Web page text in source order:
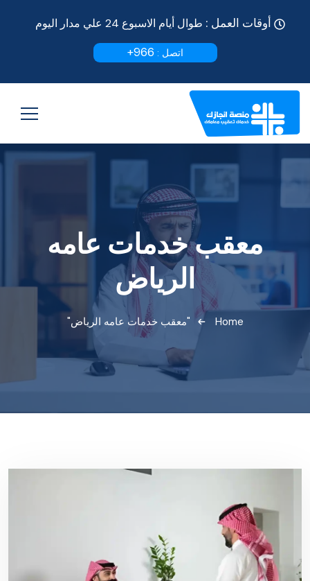
أوقات العمل : طوال أيام الاسبوع 24 علي مدار اليوم
اتصل : 966+
معقب خدمات عامه
الرياض
Home "معقب خدمات عامه الرياض"